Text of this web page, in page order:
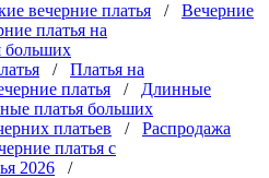
вечерние платья / Вечерние
платья на
больших
/ Платья на
платья / Длинные
платья больших
платьев / Распродажа
платья с
2026 /